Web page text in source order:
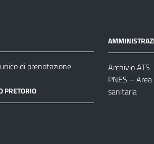
di prenotazione
PRETORIO
Archivio ATS
PNES –
sanitaria